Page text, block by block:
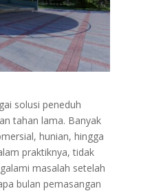
solusi peneduh
tahan lama. Banyak
hunian, hingga
praktiknya, tidak
masalah setelah
bulan pemasangan